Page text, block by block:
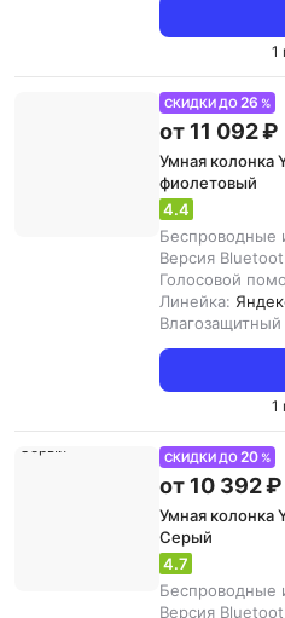
1
СКИДКИ ДО26 %
от 11 092 ₽
Умная колонка
фиолетовый
4.4
Беспроводные
Версия
Голосовой
Линейка:
Влагозащитный
1
СКИДКИ ДО20 %
от 10 392 ₽
Умная колонка
Серый
4.7
Беспроводные
Версия